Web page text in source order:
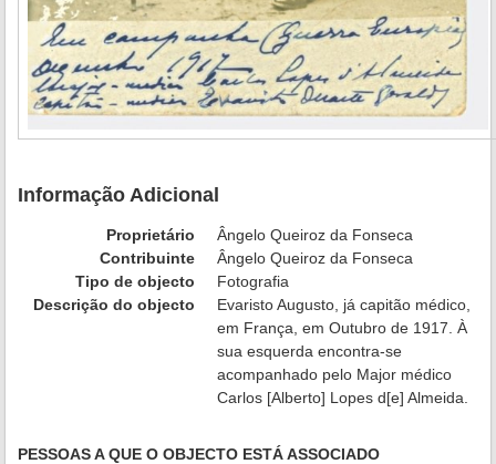
Informação Adicional
Proprietário
Ângelo Queiroz da Fonseca
Contribuinte
Ângelo Queiroz da Fonseca
Tipo de objecto
Fotografia
Descrição do objecto
Evaristo Augusto, já capitão médico,
em França, em Outubro de 1917. À
sua esquerda encontra-se
acompanhado pelo Major médico
Carlos [Alberto] Lopes d[e] Almeida.
PESSOAS A QUE O OBJECTO ESTÁ ASSOCIADO